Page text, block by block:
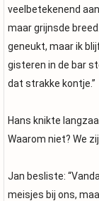
veelbetekenend
maar grijnsde
geneukt, maar ik
gisteren in de bar
dat strakke kontje.”
Hans knikte
Waarom niet? We
Jan besliste:
meisjes bij ons,